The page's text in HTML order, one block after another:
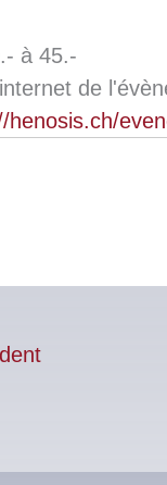
à 45.-
de
henosis.ch/